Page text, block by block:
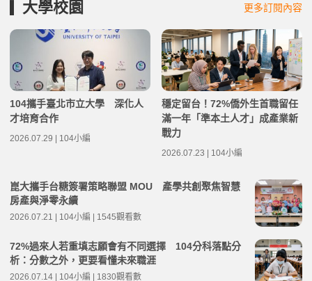
大學校園 更多訂閱內容
104攜手臺北市立大學 深化人
才培育合作
2026.07.29 | 104小編
穩定留台！72%僑外生首職留任
滿一年「準本土人才」成產業新
戰力
2026.07.23 | 104小編
崑大攜手台糖簽署策略聯盟 MOU 產學共創聚焦智慧
房產與淨零永續
2026.07.21 | 104小編 | 1545觀看數
72%過來人若重填志願會有不同選擇 104分科落點分
析：分數之外，更要看懂未來職涯
2026.07.14 | 104小編 | 1830觀看數